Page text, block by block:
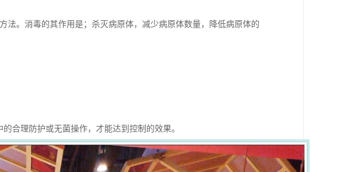
法。消毒的其作用是；杀灭病原体，减少病原体数量，降低病原体的
合理防护或无菌操作，才能达到控制的效果。